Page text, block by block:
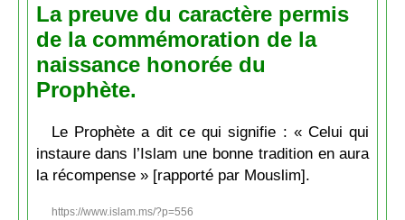
La preuve du caractère permis
de la commémoration de la
naissance honorée du
Prophète.
Le Prophète a dit ce qui signifie : « Celui qui
instaure dans l’Islam une bonne tradition en aura
la récompense » [rapporté par Mouslim].
https://www.islam.ms/?p=556